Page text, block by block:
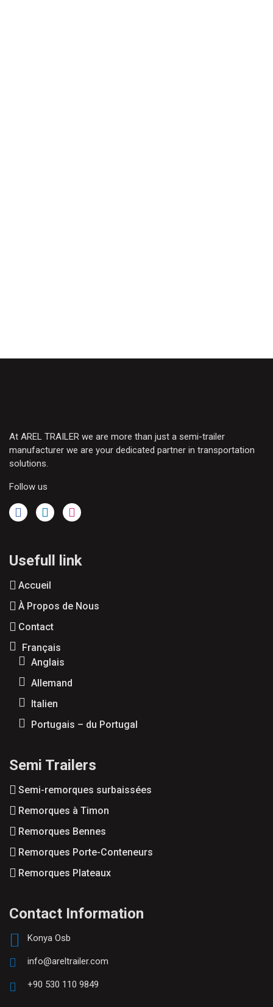
At AREL TRAILER we are more than just a semi-trailer
manufacturer we are your dedicated partner in transportation
solutions.
Follow us
Usefull link
Accueil
À Propos de Nous
Contact
Français
Anglais
Allemand
Italien
Portugais – du Portugal
Semi Trailers
Semi-remorques surbaissées
Remorques à Timon
Remorques Bennes
Remorques Porte-Conteneurs
Remorques Plateaux
Contact Information
Konya Osb
info@areltrailer.com
+90 530 110 9849